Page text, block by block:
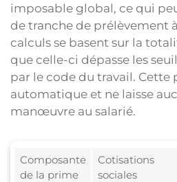
imposable global, ce qui
de tranche de prélèvement
calculs se basent sur la
que celle-ci dépasse les
par le code du travail. Cette
automatique et ne laisse
manœuvre au salarié.
Composante
de la prime
Cotisations
sociales